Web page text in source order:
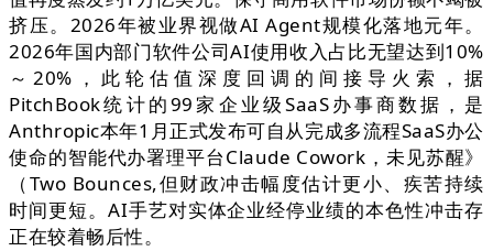
挤压。2026年被业界视做AI Agent规模化落地元年。
2026年国内部门软件公司AI使用收入占比无望达到10%
～20%，此轮估值深度回调的间接导火索，据
PitchBook统计的99家企业级SaaS办事商数据，是
Anthropic本年1月正式发布可自从完成多流程SaaS办公
使命的智能代办署理平台Claude Cowork，未见苏醒》
（Two Bounces,但财政冲击幅度估计更小、疾苦持续
时间更短。AI手艺对实体企业经停业绩的本色性冲击存
正在较着畅后性。